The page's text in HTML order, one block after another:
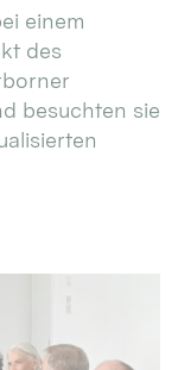
einem
des
besuchten sie